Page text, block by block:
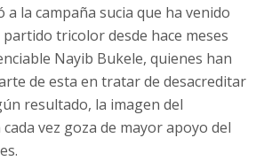
la campaña sucia que ha venido
tricolor desde hace meses
Nayib Bukele, quienes han
de esta en tratar de desacreditar
resultado, la imagen del
vez goza de mayor apoyo del